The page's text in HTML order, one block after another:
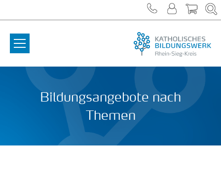
Bildungsangebote nach
Themen